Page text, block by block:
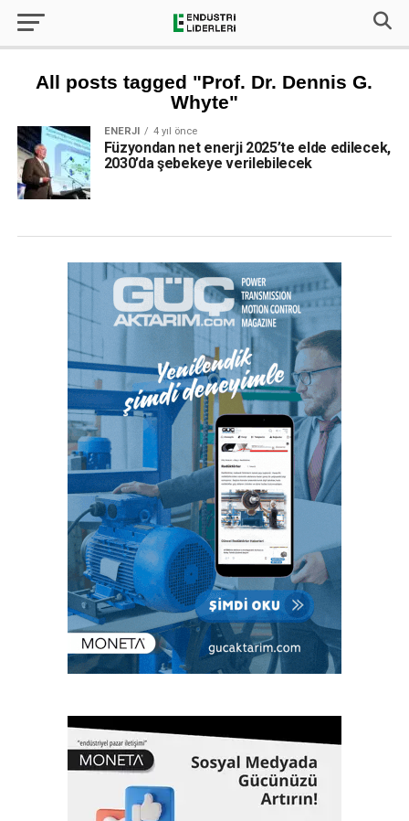
All posts tagged "Prof. Dr. Dennis G.
Whyte"
ENERJI 4 yıl önce
Füzyondan net enerji 2025’te elde edilecek,
2030’da şebekeye verilebilecek